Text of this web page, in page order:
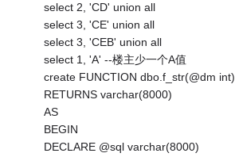
select 2, 'CD' union all
select 3, 'CE' union all
select 3, 'CEB' union all
select 1, 'A' --楼主少一个A值
create FUNCTION dbo.f_str(@dm int)
RETURNS varchar(8000)
AS
BEGIN
DECLARE @sql varchar(8000)